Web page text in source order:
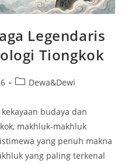
Legendaris
Tiongkok
PostDewa&Dewi
budaya dan
makhluk-makhluk
yang penuh makna
yang paling terkenal